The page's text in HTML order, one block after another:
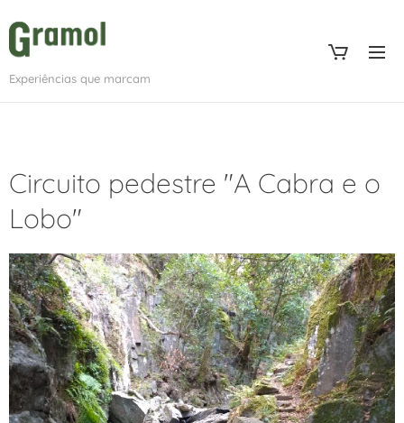
Experiências que marcam
Circuito pedestre "A Cabra e o
Lobo"